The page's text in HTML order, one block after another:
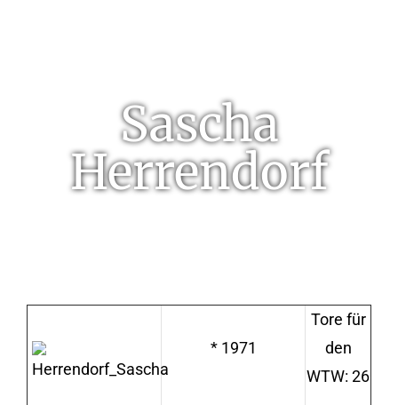
Sascha
Herrendorf
* 1971
Tore für
den
WTW: 26